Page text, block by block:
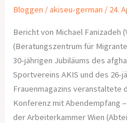
Bloggen /akiseu-german / 24.
Bericht von Michael Fanizadeh
(Beratungszentrum für
30-jährigen Jubiläums des
Sportvereins AKIS und des 26-
Frauenmagazins veranstaltete
Konferenz mit Abendempfang
der Arbeiterkammer Wien